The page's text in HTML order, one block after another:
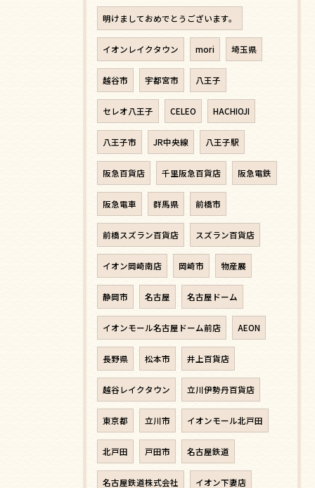
明けましておめでとうございます。
イオンレイクタウン mori 埼玉県
越谷市 宇都宮市 八王子
セレオ八王子 CELEO HACHIOJI
八王子市 JR中央線 八王子駅
阪急百貨店 千里阪急百貨店 阪急電鉄
阪急電車 群馬県 前橋市
前橋スズラン百貨店 スズラン百貨店
イオン岡崎南店 岡崎市 物産展
静岡市 名古屋 名古屋ドーム
イオンモール名古屋ドーム前店 AEON
長野県 松本市 井上百貨店
越谷レイクタウン 立川伊勢丹百貨店
東京都 立川市 イオンモール北戸田
北戸田 戸田市 名古屋鉄道
名古屋鉄道株式会社 イオン下妻店